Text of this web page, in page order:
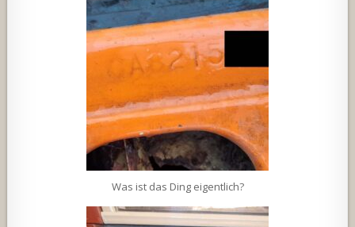
Was ist das Ding eigentlich?